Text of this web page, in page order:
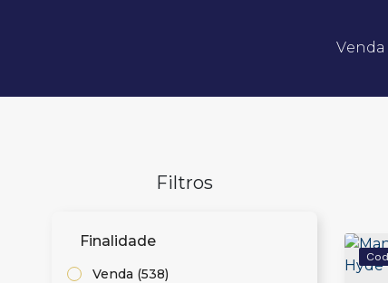
Venda
Finalidade
Venda (538)